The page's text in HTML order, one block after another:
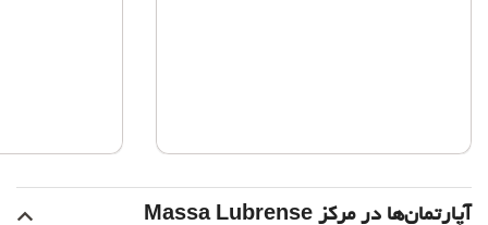
آپارتمان‌ها در مرکز Massa Lubrense